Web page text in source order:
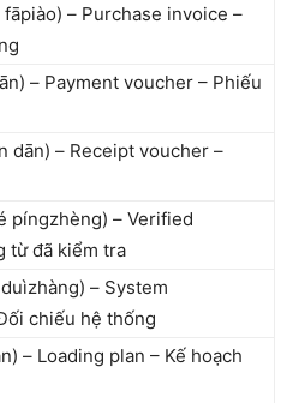
– Purchase invoice –
– Payment voucher – Phiếu
dān) – Receipt voucher –
píngzhèng) – Verified
từ đã kiểm tra
– System
chiếu hệ thống
– Loading plan – Kế hoạch